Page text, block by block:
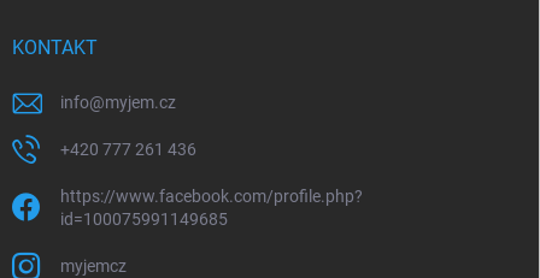
KONTAKT
info@myjem.cz
+420 777 261 436
https://www.facebook.com/profile.php?
id=100075991149685
myjemcz